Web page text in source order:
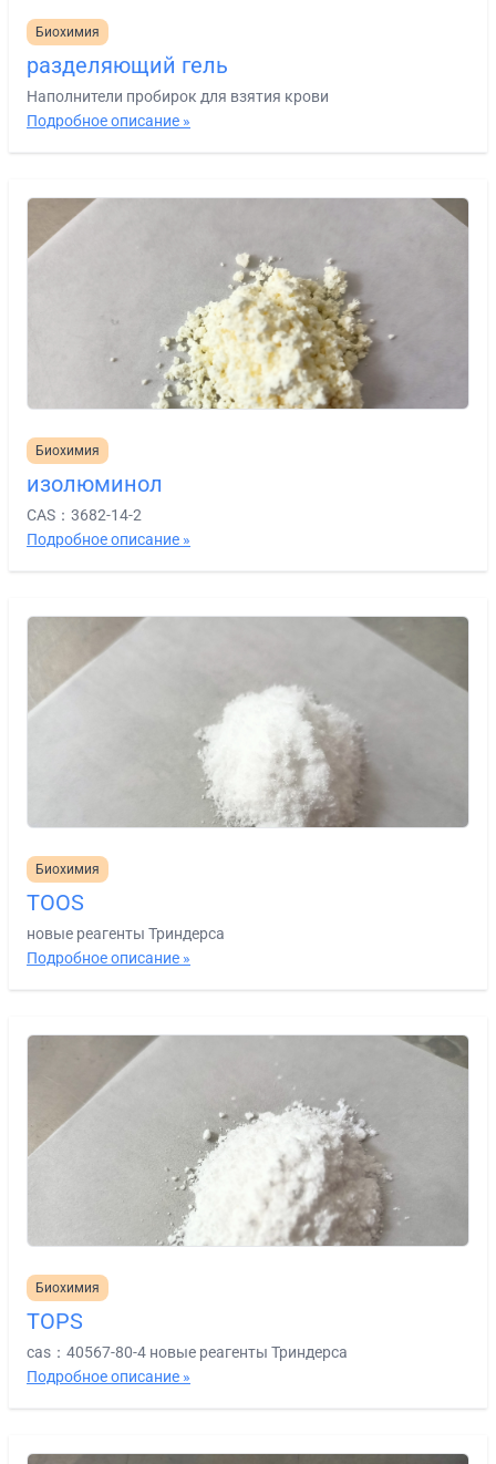
Биохимия
разделяющий гель
Наполнители пробирок для взятия крови
Подробное описание »
Биохимия
изолюминол
CAS：3682-14-2
Подробное описание »
Биохимия
TOOS
новые реагенты Триндерса
Подробное описание »
Биохимия
TOPS
cas：40567-80-4 новые реагенты Триндерса
Подробное описание »